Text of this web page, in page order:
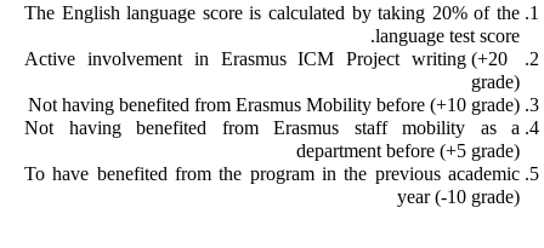
The English language score is calculated by taking 20% of the
language test score.
Active involvement in Erasmus ICM Project writing (+20
grade)
Not having benefited from Erasmus Mobility before (+10 grade)
Not having benefited from Erasmus staff mobility as a
department before (+5 grade)
To have benefited from the program in the previous academic
year (-10 grade)